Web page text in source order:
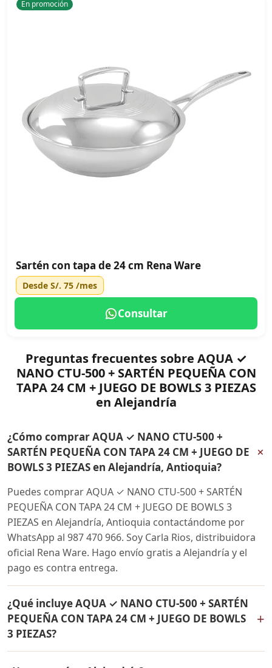
En promoción
Sartén con tapa de 24 cm Rena Ware
Desde S/. 75 /mes
Consultar
Preguntas frecuentes sobre AQUA ✓
NANO CTU-500 + SARTÉN PEQUEÑA CON
TAPA 24 CM + JUEGO DE BOWLS 3 PIEZAS
en Alejandría
¿Cómo comprar AQUA ✓ NANO CTU-500 +
SARTÉN PEQUEÑA CON TAPA 24 CM + JUEGO DE
BOWLS 3 PIEZAS en Alejandría, Antioquia?
+
Puedes comprar AQUA ✓ NANO CTU-500 + SARTÉN
PEQUEÑA CON TAPA 24 CM + JUEGO DE BOWLS 3
PIEZAS en Alejandría, Antioquia contactándome por
WhatsApp al 987 470 966. Soy Carla Rios, distribuidora
oficial Rena Ware. Hago envío gratis a Alejandría y el
pago es contra entrega.
¿Qué incluye AQUA ✓ NANO CTU-500 + SARTÉN
PEQUEÑA CON TAPA 24 CM + JUEGO DE BOWLS
3 PIEZAS?
+